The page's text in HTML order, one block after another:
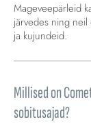
Mageveepärleid
järvedes ning
ja kujundeid.
Millised on
sobitusajad?